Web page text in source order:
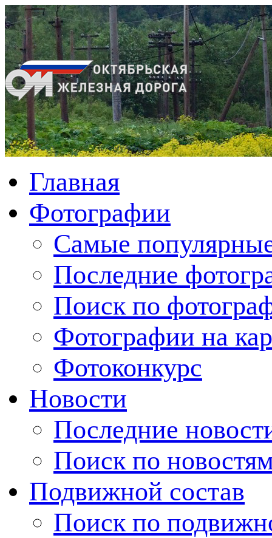
Главная
Фотографии
Cамые
Последние
Поиск по
Фотографии на
Фотоконкурс
Новости
Последние
Поиск по
Подвижной состав
Поиск по